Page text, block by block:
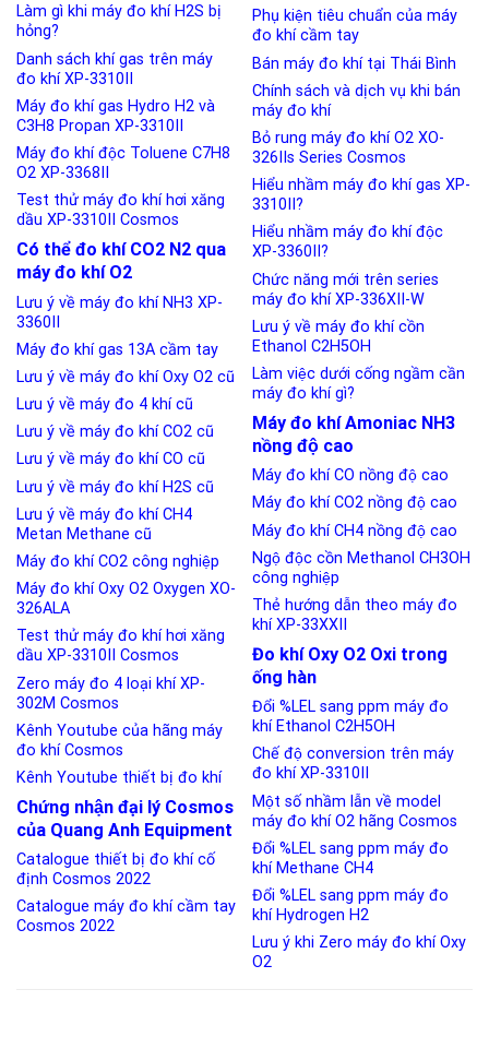
Làm gì khi máy đo khí H2S bị
hỏng?
Danh sách khí gas trên máy
đo khí XP-3310II
Máy đo khí gas Hydro H2 và
C3H8 Propan XP-3310II
Máy đo khí độc Toluene C7H8
O2 XP-3368II
Test thử máy đo khí hơi xăng
dầu XP-3310II Cosmos
Có thể đo khí CO2 N2 qua
máy đo khí O2
Lưu ý về máy đo khí NH3 XP-
3360II
Máy đo khí gas 13A cầm tay
Lưu ý về máy đo khí Oxy O2 cũ
Lưu ý về máy đo 4 khí cũ
Lưu ý về máy đo khí CO2 cũ
Lưu ý về máy đo khí CO cũ
Lưu ý về máy đo khí H2S cũ
Lưu ý về máy đo khí CH4
Metan Methane cũ
Máy đo khí CO2 công nghiệp
Máy đo khí Oxy O2 Oxygen XO-
326ALA
Test thử máy đo khí hơi xăng
dầu XP-3310II Cosmos
Zero máy đo 4 loại khí XP-
302M Cosmos
Kênh Youtube của hãng máy
đo khí Cosmos
Kênh Youtube thiết bị đo khí
Chứng nhận đại lý Cosmos
của Quang Anh Equipment
Catalogue thiết bị đo khí cố
định Cosmos 2022
Catalogue máy đo khí cầm tay
Cosmos 2022
Phụ kiện tiêu chuẩn của máy
đo khí cầm tay
Bán máy đo khí tại Thái Bình
Chính sách và dịch vụ khi bán
máy đo khí
Bỏ rung máy đo khí O2 XO-
326IIs Series Cosmos
Hiểu nhầm máy đo khí gas XP-
3310II?
Hiểu nhầm máy đo khí độc
XP-3360II?
Chức năng mới trên series
máy đo khí XP-336XII-W
Lưu ý về máy đo khí cồn
Ethanol C2H5OH
Làm việc dưới cống ngầm cần
máy đo khí gì?
Máy đo khí Amoniac NH3
nồng độ cao
Máy đo khí CO nồng độ cao
Máy đo khí CO2 nồng độ cao
Máy đo khí CH4 nồng độ cao
Ngộ độc cồn Methanol CH3OH
công nghiệp
Thẻ hướng dẫn theo máy đo
khí XP-33XXII
Đo khí Oxy O2 Oxi trong
ống hàn
Đổi %LEL sang ppm máy đo
khí Ethanol C2H5OH
Chế độ conversion trên máy
đo khí XP-3310II
Một số nhầm lẫn về model
máy đo khí O2 hãng Cosmos
Đổi %LEL sang ppm máy đo
khí Methane CH4
Đổi %LEL sang ppm máy đo
khí Hydrogen H2
Lưu ý khi Zero máy đo khí Oxy
O2